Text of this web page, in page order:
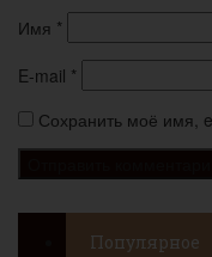
Имя *
E-mail *
Сохранить моё имя,
Популярное